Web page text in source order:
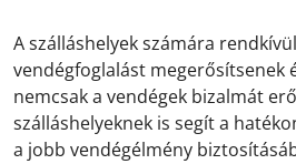
A szálláshelyek számára
vendégfoglalást megerősítsenek
nemcsak a vendégek bizalmát
szálláshelyeknek is segít a
a jobb vendégélmény